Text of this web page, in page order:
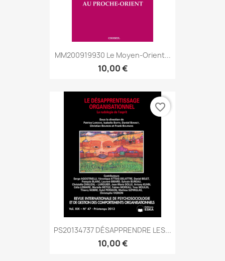
MM200919930 Le Moyen-Orient...
10,00 €
PS20134737 DÉSAPPRENDRE LES...
10,00 €
favorite_border